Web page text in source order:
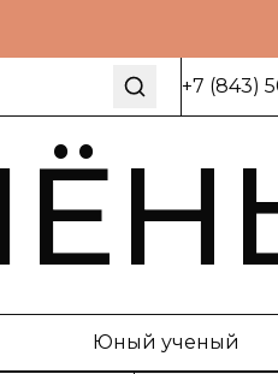
+7 (843)
Юный ученый